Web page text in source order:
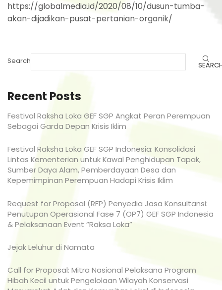
https://globalmedia.id/2020/08/10/dusun-tumba-
akan-dijadikan-pusat-pertanian-organik/
Search
Recent Posts
Festival Raksha Loka GEF SGP Angkat Peran Perempuan
Sebagai Garda Depan Krisis Iklim
Festival Raksha Loka GEF SGP Indonesia: Konsolidasi
Lintas Kementerian untuk Kawal Penghidupan Tapak,
Sumber Daya Alam, Pemberdayaan Desa dan
Kepemimpinan Perempuan Hadapi Krisis Iklim
Request for Proposal (RFP) Penyedia Jasa Konsultansi:
Penutupan Operasional Fase 7 (OP7) GEF SGP Indonesia
& Pelaksanaan Event “Raksa Loka”
Jejak Leluhur di Namata
Call for Proposal: Mitra Nasional Pelaksana Program
Hibah Kecil untuk Pengelolaan Wilayah Konservasi